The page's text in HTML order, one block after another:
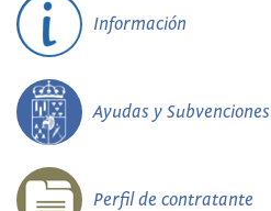
Información
Ayudas y Subvenciones
Perfil de contratante